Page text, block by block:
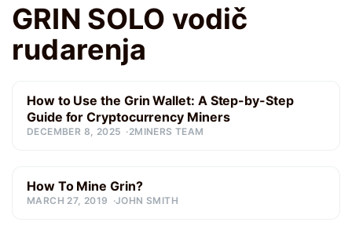
GRIN SOLO vodič
rudarenja
How to Use the Grin Wallet: A Step-by-Step
Guide for Cryptocurrency Miners
DECEMBER 8, 2025 2MINERS TEAM
How To Mine Grin?
MARCH 27, 2019 JOHN SMITH